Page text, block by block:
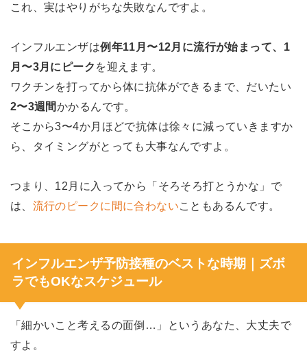
これ、実はやりがちな失敗なんですよ。
インフルエンザは例年11月〜12月に流行が始まって、1
月〜3月にピーク を迎えます。
ワクチンを打ってから体に抗体ができるまで、だいたい
2〜3週間かかるんです。
そこから3〜4か月ほどで抗体は徐々に減っていきますか
ら、タイミングがとっても大事なんですよ。
つまり、12月に入ってから「そろそろ打とうかな」で
は、 流行のピークに間に合わないこともあるんです。
インフルエンザ予防接種のベストな時期｜ズボ
ラでもOKなスケジュール
「細かいこと考えるの面倒…」というあなた、大丈夫で
すよ。